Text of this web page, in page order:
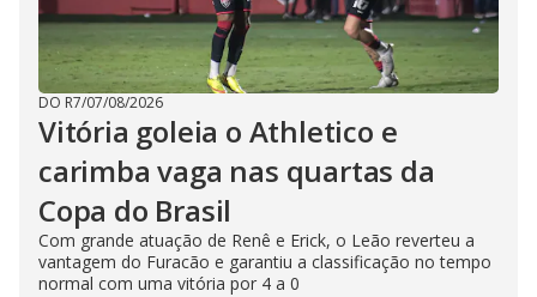
DO R7/07/08/2026
Vitória goleia o Athletico e
carimba vaga nas quartas da
Copa do Brasil
Com grande atuação de Renê e Erick, o Leão reverteu a
vantagem do Furacão e garantiu a classificação no tempo
normal com uma vitória por 4 a 0